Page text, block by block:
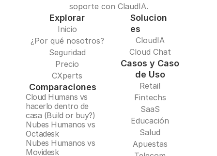
soporte con ClaudIA.
Explorar
Inicio
¿Por qué nosotros?
Seguridad
Precio
CXperts
Comparaciones
Cloud Humans vs
hacerlo dentro de
casa (Build or buy?)
Nubes Humanos vs
Octadesk
Nubes Humanos vs
Movidesk
Solucion
es
CloudIA
Cloud Chat
Casos y Caso
de Uso
Retail
Fintechs
SaaS
Educación
Salud
Apuestas